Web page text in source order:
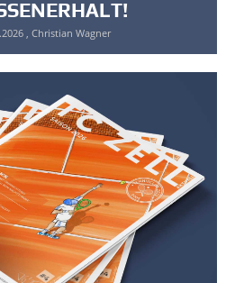
, Christian Wagner